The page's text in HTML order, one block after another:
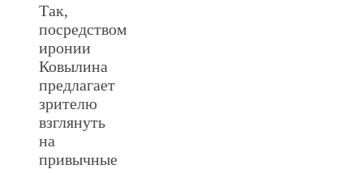
Так,
посредством
иронии
Ковылина
предлагает
зрителю
взглянуть
на
привычные